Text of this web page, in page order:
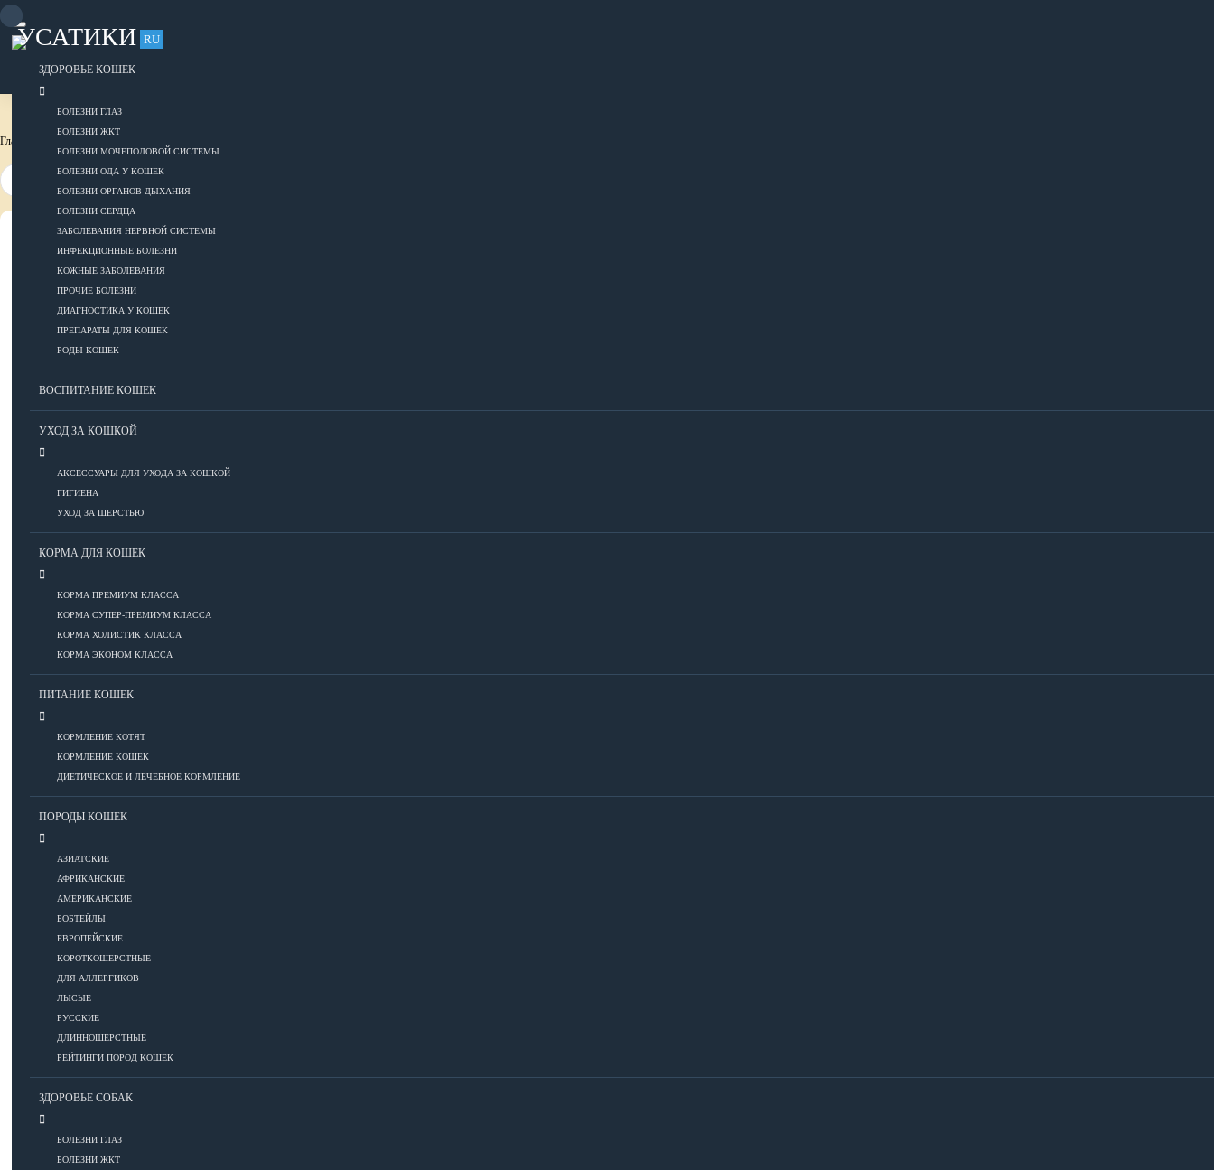
Skip
to
content
УСАТИКИ RU
РАЗМЕСТИТЬ ОБЪЯВЛЕНИЕ
ЗДОРОВЬЕ КОШЕК
БОЛЕЗНИ ГЛАЗ
БОЛЕЗНИ ЖКТ
БОЛЕЗНИ МОЧЕПОЛОВОЙ СИСТЕМЫ
БОЛЕЗНИ ОДА У КОШЕК
БОЛЕЗНИ ОРГАНОВ ДЫХАНИЯ
БОЛЕЗНИ СЕРДЦА
ЗАБОЛЕВАНИЯ НЕРВНОЙ СИСТЕМЫ
ИНФЕКЦИОННЫЕ БОЛЕЗНИ
КОЖНЫЕ ЗАБОЛЕВАНИЯ
ПРОЧИЕ БОЛЕЗНИ
ДИАГНОСТИКА У КОШЕК
ПРЕПАРАТЫ ДЛЯ КОШЕК
РОДЫ КОШЕК
ВОСПИТАНИЕ КОШЕК
УХОД ЗА КОШКОЙ
АКСЕССУАРЫ ДЛЯ УХОДА ЗА КОШКОЙ
ГИГИЕНА
УХОД ЗА ШЕРСТЬЮ
КОРМА ДЛЯ КОШЕК
КОРМА ПРЕМИУМ КЛАССА
КОРМА СУПЕР-ПРЕМИУМ КЛАССА
КОРМА ХОЛИСТИК КЛАССА
КОРМА ЭКОНОМ КЛАССА
ПИТАНИЕ КОШЕК
КОРМЛЕНИЕ КОТЯТ
КОРМЛЕНИЕ КОШЕК
ДИЕТИЧЕСКОЕ И ЛЕЧЕБНОЕ КОРМЛЕНИЕ
ПОРОДЫ КОШЕК
АЗИАТСКИЕ
АФРИКАНСКИЕ
АМЕРИКАНСКИЕ
БОБТЕЙЛЫ
ЕВРОПЕЙСКИЕ
КОРОТКОШЕРСТНЫЕ
ДЛЯ АЛЛЕРГИКОВ
ЛЫСЫЕ
РУССКИЕ
ДЛИННОШЕРСТНЫЕ
РЕЙТИНГИ ПОРОД КОШЕК
ЗДОРОВЬЕ СОБАК
БОЛЕЗНИ ГЛАЗ
БОЛЕЗНИ ЖКТ
ОБЪЯВЛЕНИЯ
ДОБАВИТЬ ОБЪЯВЛЕНИЕ
Главная страница
ВСЕ О КОШКАХ
Болезни глаз
Болезни мочеполовой системы
Болезни органов дыхания
Прочие болезни
Диагностика у кошек
Препараты для кошек
Роды кошек
Аксессуары для ухода
Гигиена
Уход за шерстью
Корма премиум класса
Корма супер-премиум класса
Корма холистик класса
Корма эконом класса
ПИТАНИЕ
Кормление котят
Кормление кошек